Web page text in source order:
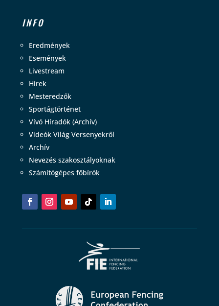
INFO
Eredmények
Események
Livestream
Hírek
Mesteredzők
Sportágtörténet
Vívó Híradók (Archív)
Videók Világ Versenyekről
Archív
Nevezés szakosztályoknak
Számítógépes főbírók